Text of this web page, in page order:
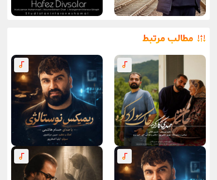
مطالب مرتبط